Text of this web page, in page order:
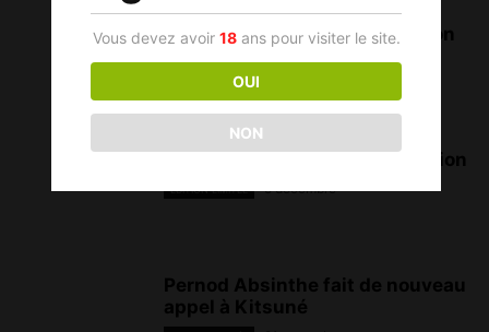
Havana Club met en coffret son
EDITION LIMITÉE
Coffrets de noël : Notre sélection
EDITION LIMITÉE 5 décembre
Pernod Absinthe fait de nouveau
appel à Kitsuné
Vous devez avoir 18ans pour visiter le site.
OUI
NON